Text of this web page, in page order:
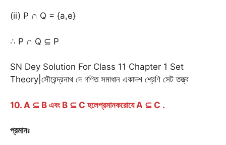
(ii) P ∩ Q = {a,e}
∴ P ∩ Q ⊆ P
SN Dey Solution For Class 11 Chapter 1 Set
Theory|সৌরেন্দ্রনাথ দে গণিত সমাধান একাদশ শ্রেণি সেট তত্ত্ব
10. A ⊆ B এবং B ⊆ C হলেপ্রমানকরোযে A ⊆ C .
প্রমানঃ